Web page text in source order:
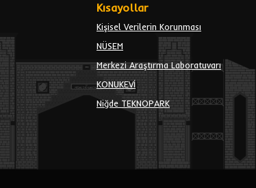
Kısayollar
Kişisel Verilerin Korunması
NÜSEM
Merkezi Araştırma Laboratuvarı
KONUKEVİ
Niğde TEKNOPARK